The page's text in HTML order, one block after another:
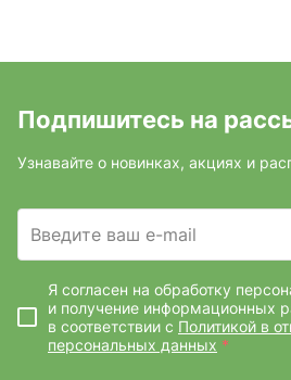
Подпишитесь на
Узнавайте о новинках, акциях и
Введите ваш e-mail
Я согласен на обработку
и получение информационных
в соответствии с Политикой в
персональных данных *